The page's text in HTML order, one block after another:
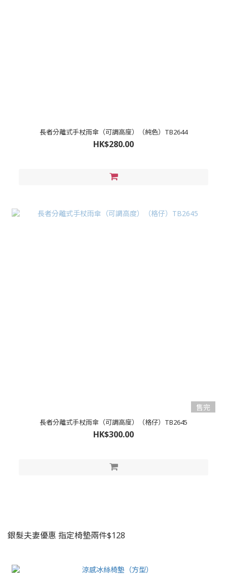
長者分離式手杖雨傘（可調高度）（純色）TB2644
HK$280.00
售完
長者分離式手杖雨傘（可調高度）（格仔）TB2645
HK$300.00
銀髮夫妻優惠 指定椅墊兩件$128